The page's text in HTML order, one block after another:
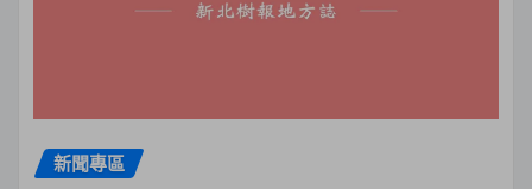
新聞專區